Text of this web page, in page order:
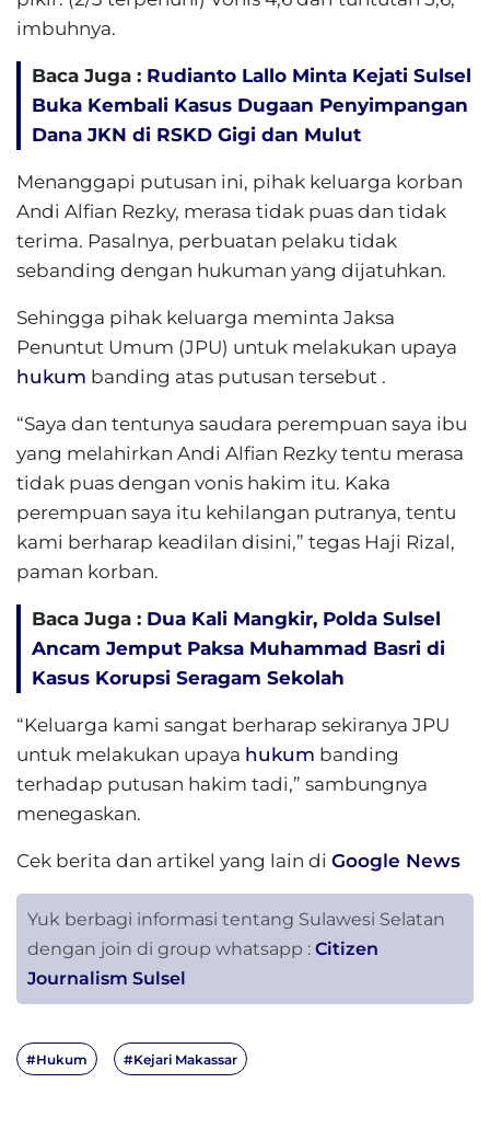
imbuhnya.
Baca Juga : Rudianto Lallo Minta Kejati Sulsel
Buka Kembali Kasus Dugaan Penyimpangan
Dana JKN di RSKD Gigi dan Mulut
Menanggapi putusan ini, pihak keluarga korban
Andi Alfian Rezky, merasa tidak puas dan tidak
terima. Pasalnya, perbuatan pelaku tidak
sebanding dengan hukuman yang dijatuhkan.
Sehingga pihak keluarga meminta Jaksa
Penuntut Umum (JPU) untuk melakukan upaya
hukum banding atas putusan tersebut .
“Saya dan tentunya saudara perempuan saya ibu
yang melahirkan Andi Alfian Rezky tentu merasa
tidak puas dengan vonis hakim itu. Kaka
perempuan saya itu kehilangan putranya, tentu
kami berharap keadilan disini,” tegas Haji Rizal,
paman korban.
Baca Juga : Dua Kali Mangkir, Polda Sulsel
Ancam Jemput Paksa Muhammad Basri di
Kasus Korupsi Seragam Sekolah
“Keluarga kami sangat berharap sekiranya JPU
untuk melakukan upaya hukum banding
terhadap putusan hakim tadi,” sambungnya
menegaskan.
Cek berita dan artikel yang lain di Google News
Yuk berbagi informasi tentang Sulawesi Selatan
dengan join di group whatsapp : Citizen
Journalism Sulsel
#Hukum #Kejari Makassar